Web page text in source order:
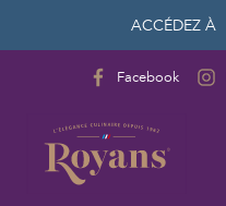
Facebook
ACCÉDEZ À